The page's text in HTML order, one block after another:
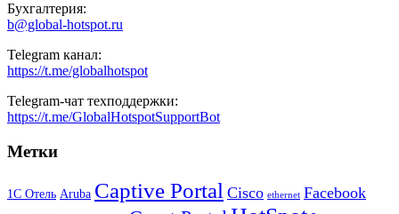
Бухгалтерия:
b@global-hotspot.ru
Telegram канал:
https://t.me/globalhotspot
Telegram-чат техподдержки:
https://t.me/GlobalHotspotSupportBot
Метки
1С Отель Aruba Captive Portal Cisco ethernet Facebook